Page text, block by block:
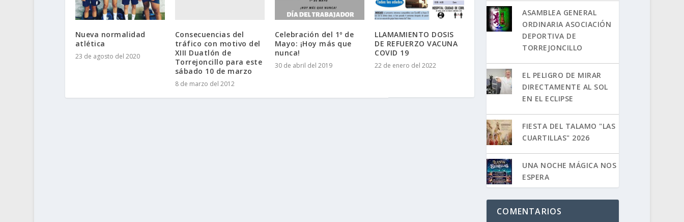
Nueva normalidad
atlética
23 de agosto del 2020
Consecuencias del
tráfico con motivo del
XIII Duatlón de
Torrejoncillo para este
sábado 10 de marzo
8 de marzo del 2012
Celebración del 1º de
Mayo: ¡Hoy más que
nunca!
30 de abril del 2019
LLAMAMIENTO DOSIS
DE REFUERZO VACUNA
COVID 19
22 de enero del 2022
ASAMBLEA GENERAL
ORDINARIA ASOCIACIÓN
DEPORTIVA DE
TORREJONCILLO
EL PELIGRO DE MIRAR
DIRECTAMENTE AL SOL
EN EL ECLIPSE
FIESTA DEL TALAMO "LAS
CUARTILLAS" 2026
UNA NOCHE MÁGICA NOS
ESPERA
COMENTARIOS